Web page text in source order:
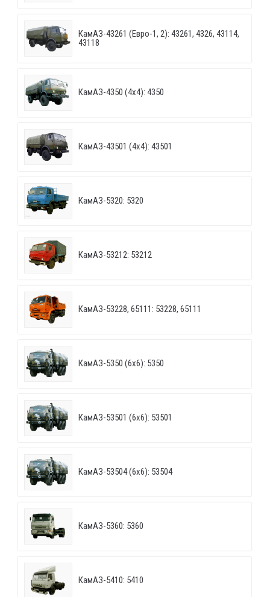
КамАЗ-43261 (Евро-1, 2): 43261, 4326, 43114,
43118
КамАЗ-4350 (4х4): 4350
КамАЗ-43501 (4х4): 43501
КамАЗ-5320: 5320
КамАЗ-53212: 53212
КамАЗ-53228, 65111: 53228, 65111
КамАЗ-5350 (6х6): 5350
КамАЗ-53501 (6х6): 53501
КамАЗ-53504 (6х6): 53504
КамАЗ-5360: 5360
КамАЗ-5410: 5410